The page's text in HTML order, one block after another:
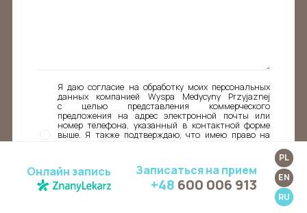
Онлайн запись Записаться на прием
+48 600 006 913
PL
EN
RU
Я даю согласие на обработку моих персональных
данных компанией Wyspa Medycyny Przyjaznej
с целью представления коммерческого
предложения на адрес электронной почты или
номер телефона, указанный в контактной форме
выше. Я также подтверждаю, что имею право на
электронное письмо на адрес
kontakt@wyspamedycynyprzyjaznej.pl с адреса, для
которого дано согласие.